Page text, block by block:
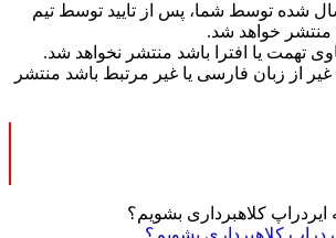
شده توسط شما، پس از تایید توسط تیم
خواهد شد.
تهمت یا افترا باشد منتشر نخواهد شد.
غیر از زبان فارسی یا غیر مرتبط باشد منتشر